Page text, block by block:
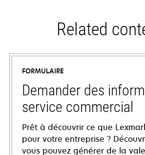
Related
FORMULAIRE
Demander des
service commercial
Prêt à découvrir ce que
pour votre entreprise ?
vous pouvez générer de la